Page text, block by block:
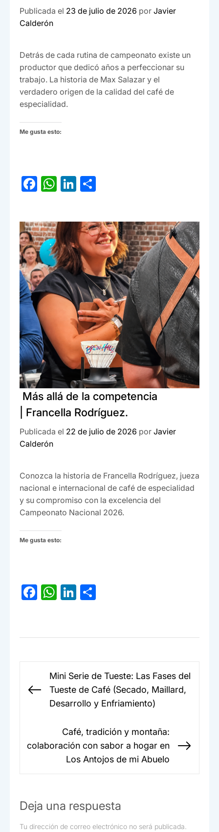
Publicada el 23 de julio de 2026 por Javier
Calderón
Detrás de cada rutina de campeonato existe un
productor que dedicó años a perfeccionar su
trabajo. La historia de Max Salazar y el
verdadero origen de la calidad del café de
especialidad.
Me gusta esto:
F
e
b
o
o
k
W
s
A
p
p
Li
dI
n
p
ar
tir
Más allá de la competencia
| Francella Rodríguez.
Publicada el 22 de julio de 2026 por Javier
Calderón
Conozca la historia de Francella Rodríguez, jueza
nacional e internacional de café de especialidad
y su compromiso con la excelencia del
Campeonato Nacional 2026.
Me gusta esto:
F
e
o
W
s
p
p
Li
dI p
tir
Navegación
de
entradas
Entrada
anterior:
Mini Serie de Tueste: Las Fases del
Tueste de Café (Secado, Maillard,
Desarrollo y Enfriamiento)
Café, tradición y montaña:
colaboración con sabor a hogar en
Los Antojos de mi Abuelo
Deja una respuesta
Tu dirección de correo electrónico no será publicada.